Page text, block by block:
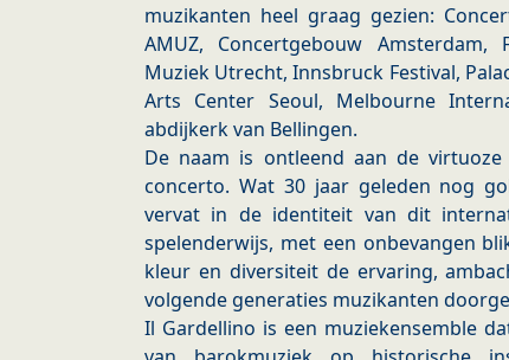
muzikanten heel graag gezien:
AMUZ, Concertgebouw
Muziek Utrecht, Innsbruck Festival,
Arts Center Seoul, Melbourne
abdijkerk van Bellingen.
De naam is ontleend aan de
concerto. Wat 30 jaar geleden nog
vervat in de identiteit van dit
spelenderwijs, met een onbevangen
kleur en diversiteit de ervaring,
volgende generaties muzikanten
Il Gardellino is een muziekensemble